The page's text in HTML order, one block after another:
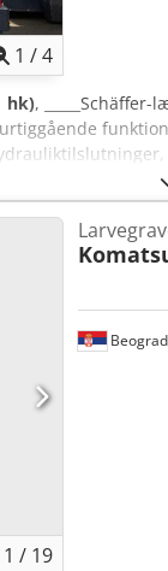
1 /4
hk),
er
17 AS, 6-
1 / 19
Beograd